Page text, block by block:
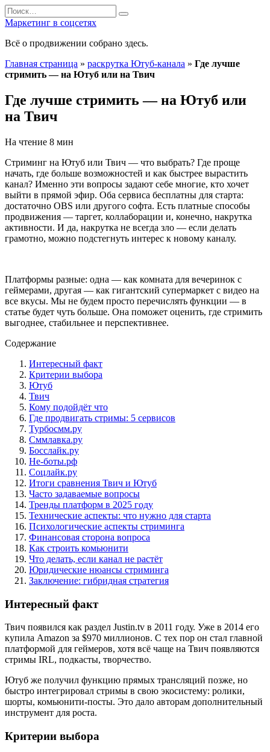
Перейти
к
содержанию
Search
for:
Маркетинг в соцсетях
Всё о продвижении собрано здесь.
Главная страница » раскрутка Ютуб-канала » Где лучше
стримить — на Ютуб или на Твич
Где лучше стримить — на Ютуб или
на Твич
На чтение 8 мин
Стриминг на Ютуб или Твич — что выбрать? Где проще
начать, где больше возможностей и как быстрее вырастить
канал? Именно эти вопросы задают себе многие, кто хочет
выйти в прямой эфир. Оба сервиса бесплатны для старта:
достаточно OBS или другого софта. Есть платные способы
продвижения — таргет, коллаборации и, конечно, накрутка
активности. И да, накрутка не всегда зло — если делать
грамотно, можно подстегнуть интерес к новому каналу.
Платформы разные: одна — как комната для вечеринок с
геймерами, другая — как гигантский супермаркет с видео на
все вкусы. Мы не будем просто перечислять функции — в
статье будет чуть больше. Она поможет оценить, где стримить
выгоднее, стабильнее и перспективнее.
Содержание
Интересный факт
Критерии выбора
Ютуб
Твич
Кому подойдёт что
Где продвигать стримы: 5 сервисов
Турбосмм.ру
Сммлавка.ру
Босслайк.ру
Не-боты.рф
Соцлайк.ру
Итоги сравнения Твич и Ютуб
Часто задаваемые вопросы
Тренды платформ в 2025 году
Технические аспекты: что нужно для старта
Психологические аспекты стриминга
Финансовая сторона вопроса
Как строить комьюнити
Что делать, если канал не растёт
Юридические нюансы стриминга
Заключение: гибридная стратегия
Интересный факт
Твич появился как раздел Justin.tv в 2011 году. Уже в 2014 его
купила Amazon за $970 миллионов. С тех пор он стал главной
платформой для геймеров, хотя всё чаще на Твич появляются
стримы IRL, подкасты, творчество.
Ютуб же получил функцию прямых трансляций позже, но
быстро интегрировал стримы в свою экосистему: ролики,
шорты, комьюнити-посты. Это дало авторам дополнительный
инструмент для роста.
Критерии выбора